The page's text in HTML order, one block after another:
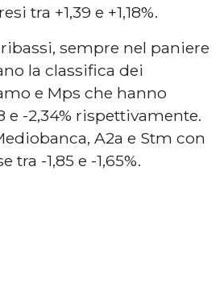
tra +1,39 e +1,18%.
sempre nel paniere
la classifica dei
e Mps che hanno
e -2,34% rispettivamente.
A2a e Stm con
-1,85 e -1,65%.